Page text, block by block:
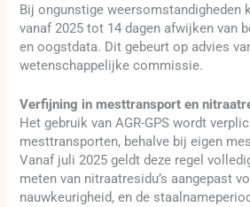
Bij ongunstige weersomstandigheden
vanaf 2025 tot 14 dagen afwijken van
en oogstdata. Dit gebeurt op advies
wetenschappelijke commissie.
Verfijning in mesttransport en
Het gebruik van AGR-GPS wordt
mesttransporten, behalve bij eigen
Vanaf juli 2025 geldt deze regel
meten van nitraatresidu’s aangepast
nauwkeurigheid, en de